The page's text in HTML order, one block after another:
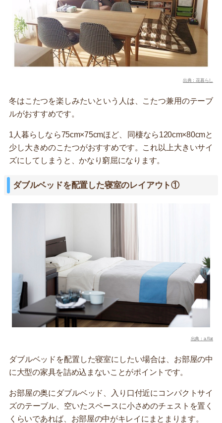
出典：花暮らし
冬はこたつを楽しみたいという人は、こたつ兼用のテーブ
ルがおすすめです。
1人暮らしなら75cm×75cmほど、同棲なら120cm×80cmと
少し大きめのこたつがおすすめです。これ以上大きいサイ
ズにしてしまうと、かなり窮屈になります。
ダブルベッドを配置した寝室のレイアウト①
出典：a.flat
ダブルベッドを配置した寝室にしたい場合は、お部屋の中
に大型の家具を詰め込まないことがポイントです。
お部屋の奥にダブルベッド、入り口付近にコンパクトサイ
ズのテーブル、空いたスペースに小さめのチェストを置く
くらいであれば、お部屋の中がキレイにまとまります。